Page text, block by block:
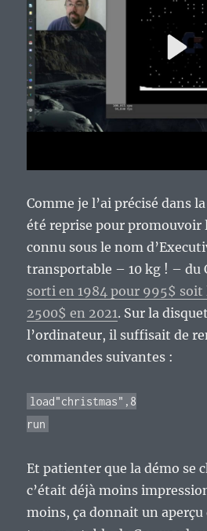
Comme je l’ai précisé dans
été reprise pour promouvoir
connu sous le nom
transportable – 10 kg ! – du
sorti en 1984 pour 995$ soit
2500$ en 2021. Sur la
l’ordinateur, il suffisait de
commandes suivantes :
load"christmas",8
run
Et patienter que la démo se
c’était déjà moins
moins, ça donnait un aperçu